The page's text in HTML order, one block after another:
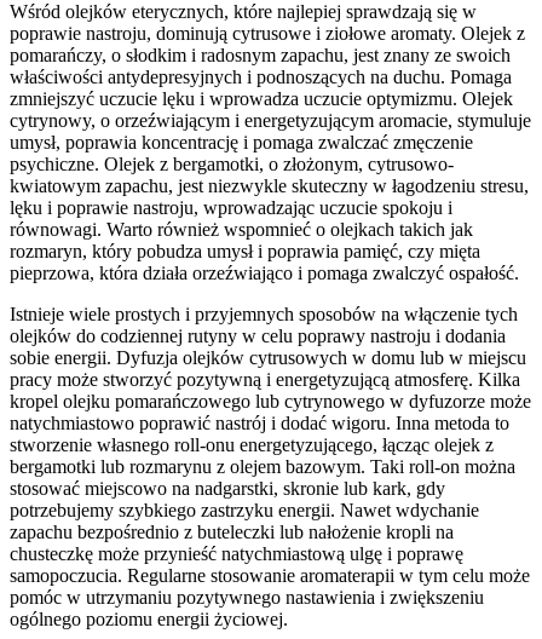
Wśród olejków eterycznych, które najlepiej sprawdzają się w
poprawie nastroju, dominują cytrusowe i ziołowe aromaty. Olejek z
pomarańczy, o słodkim i radosnym zapachu, jest znany ze swoich
właściwości antydepresyjnych i podnoszących na duchu. Pomaga
zmniejszyć uczucie lęku i wprowadza uczucie optymizmu. Olejek
cytrynowy, o orzeźwiającym i energetyzującym aromacie, stymuluje
umysł, poprawia koncentrację i pomaga zwalczać zmęczenie
psychiczne. Olejek z bergamotki, o złożonym, cytrusowo-
kwiatowym zapachu, jest niezwykle skuteczny w łagodzeniu stresu,
lęku i poprawie nastroju, wprowadzając uczucie spokoju i
równowagi. Warto również wspomnieć o olejkach takich jak
rozmaryn, który pobudza umysł i poprawia pamięć, czy mięta
pieprzowa, która działa orzeźwiająco i pomaga zwalczyć ospałość.
Istnieje wiele prostych i przyjemnych sposobów na włączenie tych
olejków do codziennej rutyny w celu poprawy nastroju i dodania
sobie energii. Dyfuzja olejków cytrusowych w domu lub w miejscu
pracy może stworzyć pozytywną i energetyzującą atmosferę. Kilka
kropel olejku pomarańczowego lub cytrynowego w dyfuzorze może
natychmiastowo poprawić nastrój i dodać wigoru. Inna metoda to
stworzenie własnego roll-onu energetyzującego, łącząc olejek z
bergamotki lub rozmarynu z olejem bazowym. Taki roll-on można
stosować miejscowo na nadgarstki, skronie lub kark, gdy
potrzebujemy szybkiego zastrzyku energii. Nawet wdychanie
zapachu bezpośrednio z buteleczki lub nałożenie kropli na
chusteczkę może przynieść natychmiastową ulgę i poprawę
samopoczucia. Regularne stosowanie aromaterapii w tym celu może
pomóc w utrzymaniu pozytywnego nastawienia i zwiększeniu
ogólnego poziomu energii życiowej.